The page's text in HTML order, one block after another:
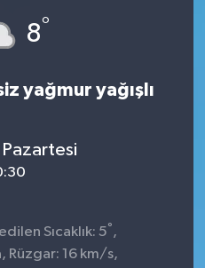
8°
yağmur yağışlı
Sıcaklık: 5° ,
Rüzgar: 16 km/s,